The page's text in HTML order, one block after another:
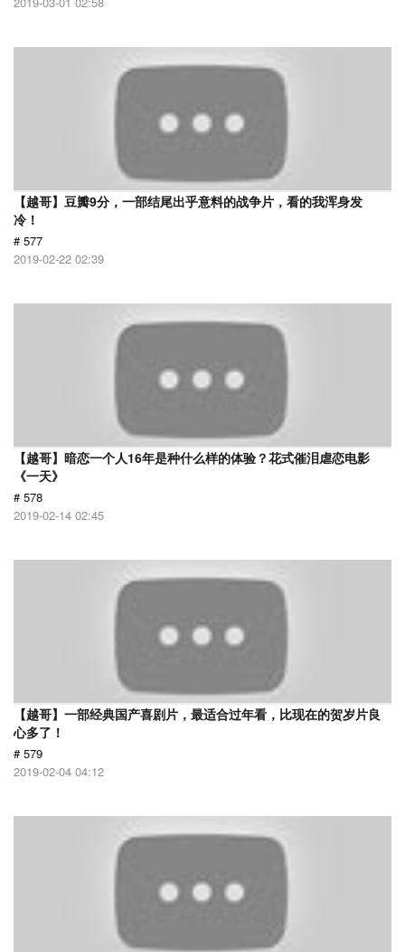
【越哥】豆瓣9分，一部结尾出乎意料的战争片，看的我浑身发
冷！
# 577
2019-02-22 02:39
【越哥】暗恋一个人16年是种什么样的体验？花式催泪虐恋电影
《一天》
# 578
2019-02-14 02:45
【越哥】一部经典国产喜剧片，最适合过年看，比现在的贺岁片良
心多了！
# 579
2019-02-04 04:12